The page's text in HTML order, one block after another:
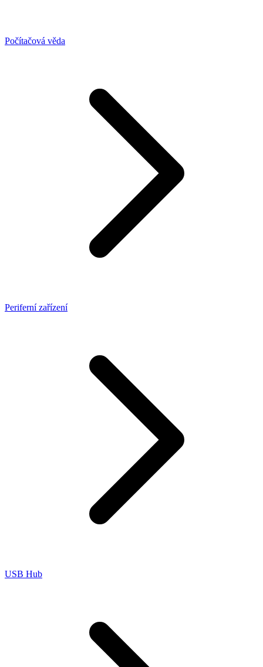
Počítačová věda
Periferní zařízení
USB Hub